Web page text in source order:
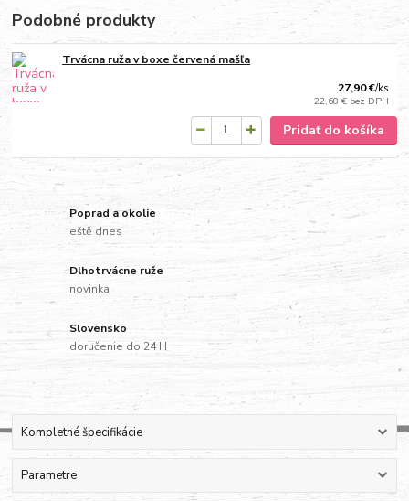
Podobné produkty
Trvácna ruža v boxe červená mašľa
27,90 €/ks
22,68 € bez DPH
Pridať do košíka
Poprad a okolie
eště dnes
Dlhotrvácne ruže
novinka
Slovensko
doručenie do 24 H
Kompletné špecifikácie
Parametre